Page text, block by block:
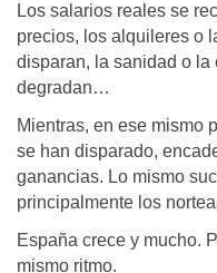
Los salarios reales se
precios, los alquileres o
disparan, la sanidad o
degradan…
Mientras, en ese mismo
se han disparado,
ganancias. Lo mismo
principalmente los
España crece y mucho.
mismo ritmo.